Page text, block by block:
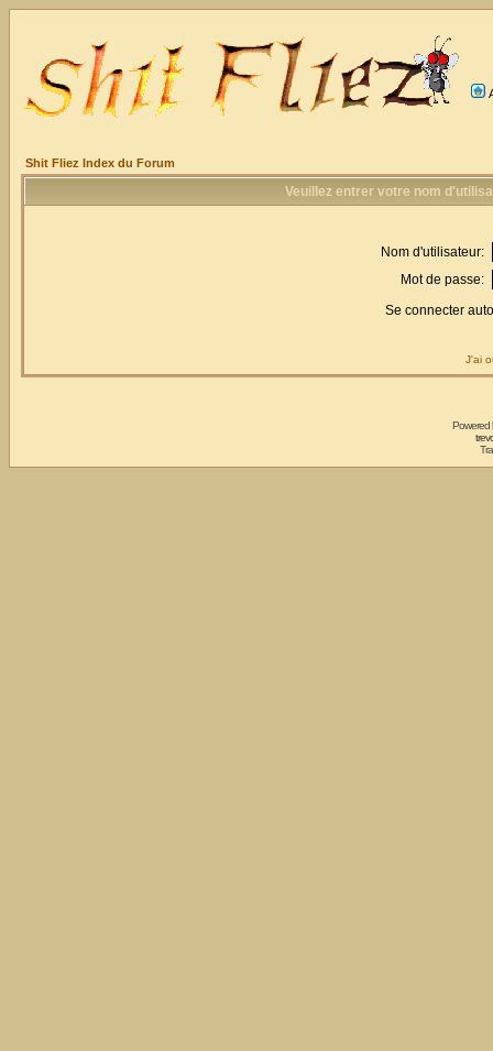
Shit Fliez Index du Forum
Veuillez entrer votre nom
Nom d'utilisateur:
Mot de passe:
Se connecter
J'ai
Powered